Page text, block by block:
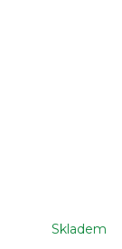
Skladem